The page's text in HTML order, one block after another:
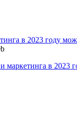
в 2023 году
маркетинга в 2023